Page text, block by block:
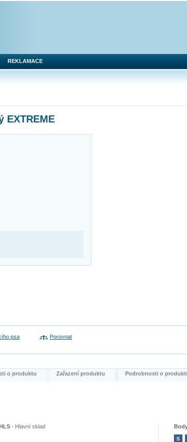
EXTREME
psa Porovnat
o produktu Zařazení produktu Podrobnosti o
- Hlavní sklad
S
REKLAMACE